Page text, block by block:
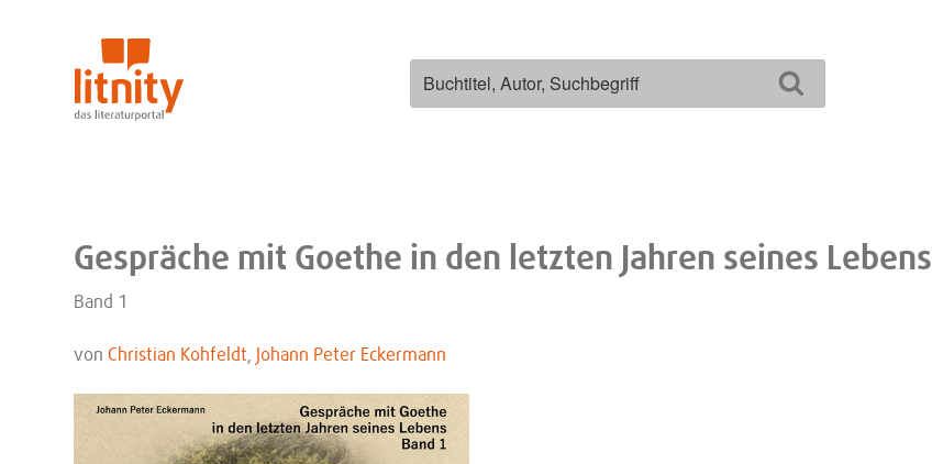
Suchen
Gespräche mit Goethe in den letzten Jahren seines Lebens
Band 1
von Christian Kohfeldt, Johann Peter Eckermann